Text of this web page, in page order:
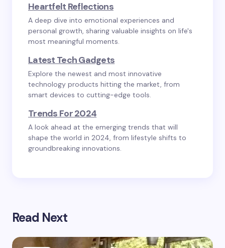
Heartfelt Reflections
A deep dive into emotional experiences and
personal growth, sharing valuable insights on life's
most meaningful moments.
Latest Tech Gadgets
Explore the newest and most innovative
technology products hitting the market, from
smart devices to cutting-edge tools.
Trends For 2024
A look ahead at the emerging trends that will
shape the world in 2024, from lifestyle shifts to
groundbreaking innovations.
Read Next